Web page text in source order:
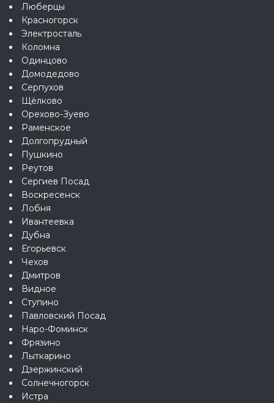
Люберцы
Красногорск
Электросталь
Коломна
Одинцово
Домодедово
Серпухов
Щёлково
Орехово-Зуево
Раменское
Долгопрудный
Пушкино
Реутов
Сергиев Посад
Воскресенск
Лобня
Ивантеевка
Дубна
Егорьевск
Чехов
Дмитров
Видное
Ступино
Павловский Посад
Наро-Фоминск
Фрязино
Лыткарино
Дзержинский
Солнечногорск
Истра